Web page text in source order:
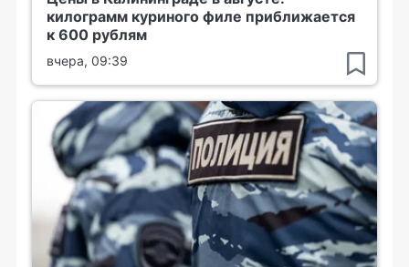
килограмм куриного филе приближается
к 600 рублям
вчера, 09:39